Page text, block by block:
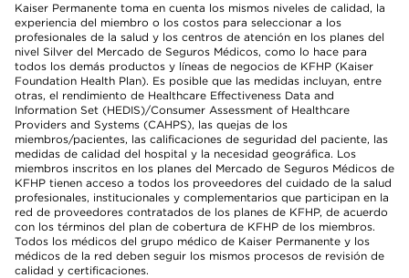
Kaiser Permanente toma en cuenta los mismos niveles de calidad, la
experiencia del miembro o los costos para seleccionar a los
profesionales de la salud y los centros de atención en los planes del
nivel Silver del Mercado de Seguros Médicos, como lo hace para
todos los demás productos y líneas de negocios de KFHP (Kaiser
Foundation Health Plan). Es posible que las medidas incluyan, entre
otras, el rendimiento de Healthcare Effectiveness Data and
Information Set (HEDIS)/Consumer Assessment of Healthcare
Providers and Systems (CAHPS), las quejas de los
miembros/pacientes, las calificaciones de seguridad del paciente, las
medidas de calidad del hospital y la necesidad geográfica. Los
miembros inscritos en los planes del Mercado de Seguros Médicos de
KFHP tienen acceso a todos los proveedores del cuidado de la salud
profesionales, institucionales y complementarios que participan en la
red de proveedores contratados de los planes de KFHP, de acuerdo
con los términos del plan de cobertura de KFHP de los miembros.
Todos los médicos del grupo médico de Kaiser Permanente y los
médicos de la red deben seguir los mismos procesos de revisión de
calidad y certificaciones.